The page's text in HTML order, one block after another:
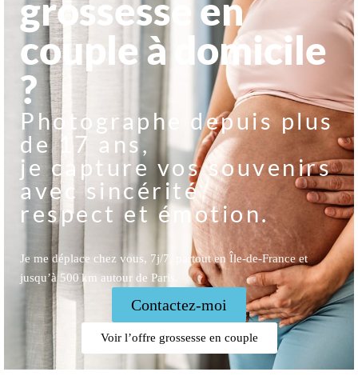
grossesse en
couple à domicile
?
Photographe depuis plus
de 17 ans,
je capture vos souvenirs
avec sincérité
respect et émotion.
Je me déplace chez vous, 7j/7, partout en Île-de-France et
jusqu’à 500 km autour de Paris.
Contactez-moi
Voir l’offre grossesse en couple